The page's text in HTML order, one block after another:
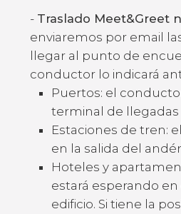
- Traslado Meet&Greet
enviaremos por email
llegar al punto de
conductor lo indicará
Puertos: el
terminal de
Estaciones de tren:
en la salida del
Hoteles y
estará esperando
edificio. Si tiene la